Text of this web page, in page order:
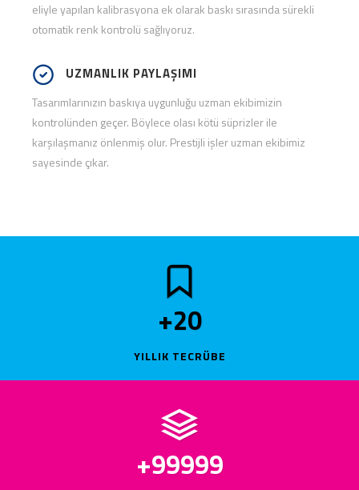
eliyle yapılan kalibrasyona ek olarak baskı sırasında sürekli
otomatik renk kontrolü sağlıyoruz.
UZMANLIK PAYLAŞIMI
Tasarımlarınızın baskıya uygunluğu uzman ekibimizin
kontrolünden geçer. Böylece olası kötü süprizler ile
karşılaşmanız önlenmiş olur. Prestijli işler uzman ekibimiz
sayesinde çıkar.
+20
YILLIK TECRÜBE
+99999